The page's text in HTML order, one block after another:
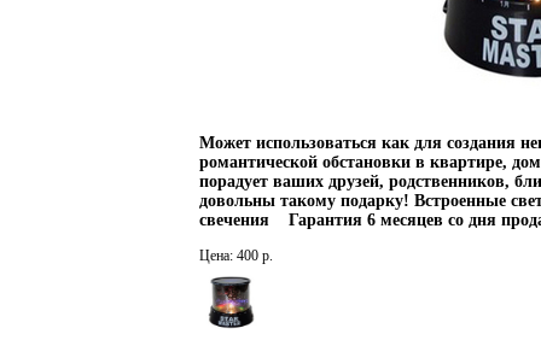
Может использоваться как для создания
романтической обстановки в квартире,
порадует ваших друзей, родственников,
довольны такому подарку! Встроенные
свечения Гарантия 6 месяцев со дня
Цена: 400 р.